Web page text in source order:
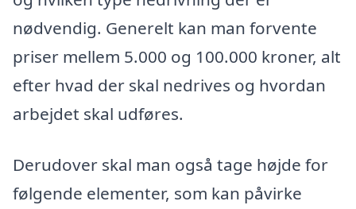
nødvendig. Generelt kan man forvente
priser mellem 5.000 og 100.000 kroner, alt
efter hvad der skal nedrives og hvordan
arbejdet skal udføres.
Derudover skal man også tage højde for
følgende elementer, som kan påvirke